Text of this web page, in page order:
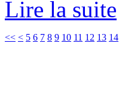
Lire la suite
<< < 5 6 7 8 9 10 11 12 13 14